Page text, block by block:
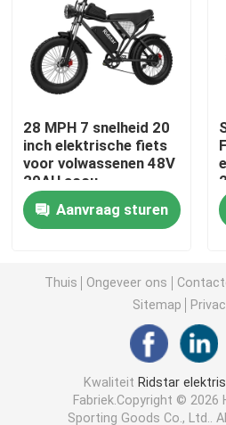
Elektrische stadsfietsen
Fat Tire Elektrische bergfiets
Volvering Elektrische
het vouwen van elektrische
Elektrische fiets met
Elektrische fiets met
20 inch elektrische fiets
28 MPH 7 snelheid 20
inch elektrische fiets
voor volwassenen 48V
20AH accu
Aanvraag sturen
Thuis Ongeveer ons
Sitemap
Kwaliteit Ridstar
Fabriek.Copyright © 2026
Sporting Goods Co., Ltd..